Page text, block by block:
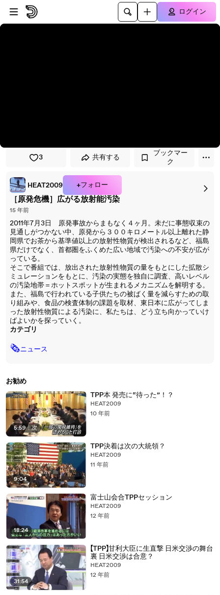
プレイヤーにスキップ
メインコンテンツにスキップ
ログイン
3 共有する
ブックマー
ク
HEAT2009 +フォロー
［原発危機］広がる放射能汚染
15 年前
2011年7月3日 原発事故からまもなく４ヶ月。未だに事態収束の
見通しがつかない中、原発から３００キロメートル以上離れた静
岡県でお茶から基準値以上の放射性物質が検出されるなど、福島
県だけでなく、首都圏をふくめた広い地域で汚染への不安が広が
っている。
そこで番組では、放出された放射性物質の量をもとにした拡散シ
ミュレーションをもとに、汚染の実態を独自に調査、高いレベル
の汚染地帯＝ホットスポットが生まれるメカニズムを解明する。
また、福島で行われている子供たちの被ばく量を減らすための取
り組みや、食品の検査体制の課題を取材、東日本に広がってしま
った放射性物質による汚染に、私たちは、どう立ち向かっていけ
ばよいかを探っていく。
カテゴリ
🗞ニュース
お勧め
5:59 | 次
TPP本 発売に“待った”！？
HEAT2009
10 年前
9:04
TPP決着は次の大統領？
HEAT2009
11 年前
18:24
富士山会合TPPセッション
HEAT2009
12 年前
31:54
【TPP】甘利大臣に生直撃 日米交渉の舞台
裏 日米交渉は合意？
HEAT2009
12 年前